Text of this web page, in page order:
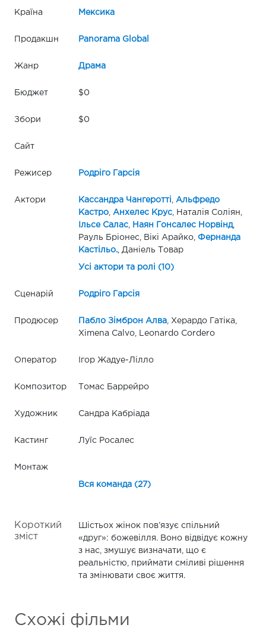
Країна Мексика
Продакшн Panorama Global
Жанр Драма
Бюджет $0
Збори $0
Сайт
Режисер Родріго Гарсія
Актори Кассандра Чангеротті
Альфредо
Кастро, Анхелес Крус, Наталія Соліян,
Ільсе Салас, Наян Гонсалес Норвінд,
Рауль Бріонес, Вікі Арайко, Фернанда
Кастільо., Даніель Товар
Усі актори та ролі (10)
Сценарій Родріго Гарсія
Продюсер Пабло Зімброн Алва, Херардо Гатіка,
Ximena Calvo, Leonardo Cordero
Оператор Ігор Жадуе-Лілло
Композитор Томас Баррейро
Художник Сандра Кабріада
Кастинг Луїс Росалес
Монтаж
Вся команда (27)
Короткий
зміст
Шістьох жінок пов’язує спільний
«друг»: божевілля. Воно відвідує кожну
з нас, змушує визначати, що є
реальністю, приймати сміливі рішення
та змінювати своє життя.
Схожі фільми